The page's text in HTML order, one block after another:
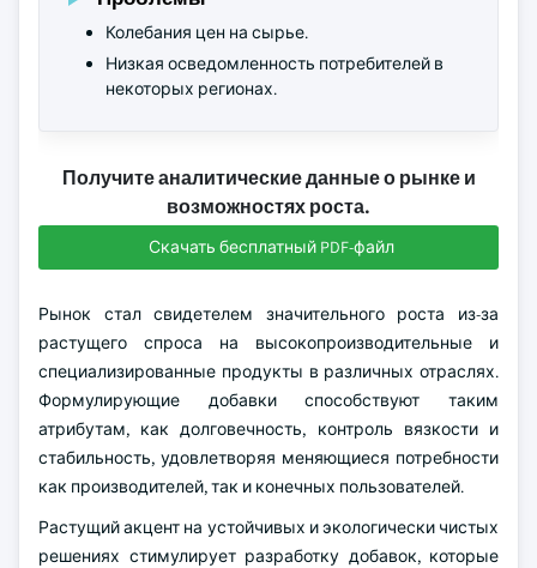
Колебания цен на сырье.
Низкая осведомленность потребителей в
некоторых регионах.
Получите аналитические данные о рынке и
возможностях роста.
Скачать бесплатный PDF-файл
Рынок стал свидетелем значительного роста из-за
растущего спроса на высокопроизводительные и
специализированные продукты в различных отраслях.
Формулирующие добавки способствуют таким
атрибутам, как долговечность, контроль вязкости и
стабильность, удовлетворяя меняющиеся потребности
как производителей, так и конечных пользователей.
Растущий акцент на устойчивых и экологически чистых
решениях стимулирует разработку добавок, которые